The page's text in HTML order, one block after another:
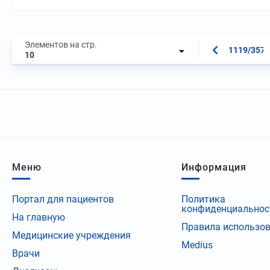
Элементов на стр.
10
1119/3573
Меню
Портал для пациентов
На главную
Медицинские учреждения
Врачи
Информация
Политика
Правила
Medius